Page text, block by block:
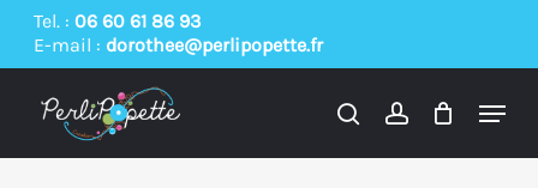
Skip
content
Tel. : 06 60 61 86 93
E-mail : dorothee@perlipopette.fr
searchaccount
Menu